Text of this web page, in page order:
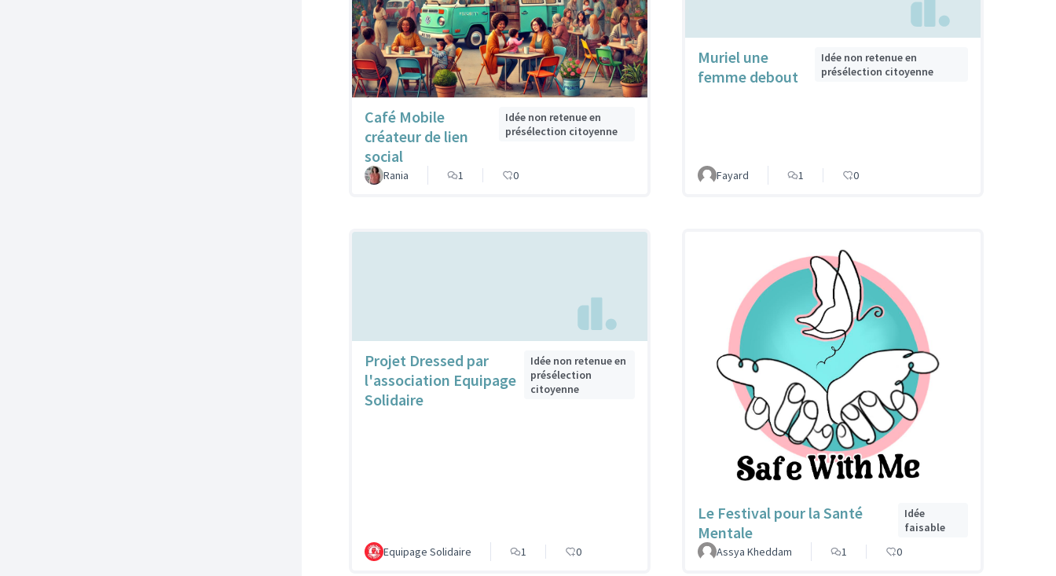
Café Mobile
créateur de lien
social
Idée non retenue en
présélection citoyenne
Rania 1 0
Muriel une
femme debout
Idée non retenue en
présélection citoyenne
Fayard 1 0
Projet Dressed par
l'association Equipage
Solidaire
Idée non retenue en
présélection
citoyenne
Equipage Solidaire 1 0
Le Festival pour la Santé
Mentale
Idée
faisable
Assya Kheddam
1 0